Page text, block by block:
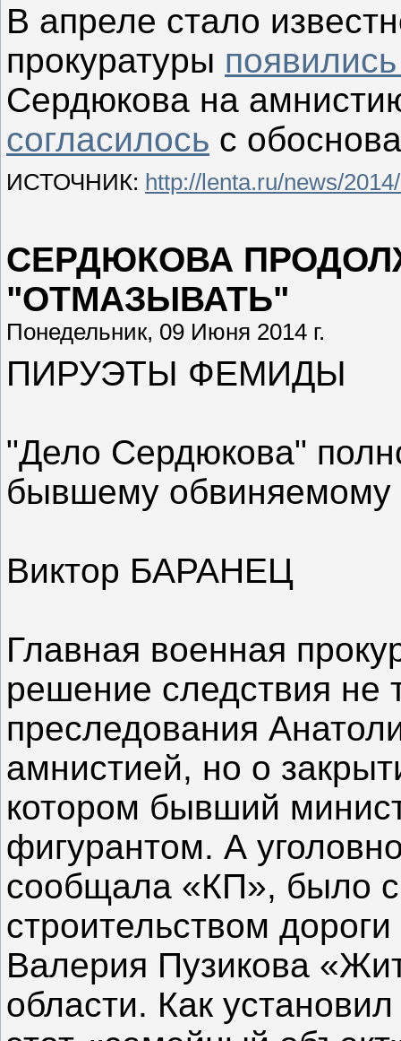
В апреле стало
прокуратуры
Сердюкова на
согласилось с
ИСТОЧНИК: http://lenta.ru/news/
СЕРДЮКОВА
"ОТМАЗЫВАТЬ"
Понедельник, 09 Июня 2014 г.
ПИРУЭТЫ ФЕМИДЫ
"Дело Сердюкова"
бывшему обвиняемому
Виктор БАРАНЕЦ
Главная военная
решение следствия не
преследования
амнистией, но о
котором бывший
фигурантом. А
сообщала «КП», было
строительством
Валерия Пузикова
области. Как